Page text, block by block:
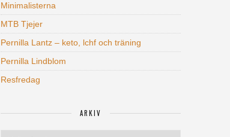
Minimalisterna
MTB Tjejer
Pernilla Lantz – keto, lchf och träning
Pernilla Lindblom
Resfredag
ARKIV